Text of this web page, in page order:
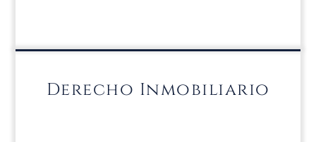
Derecho Inmobiliario